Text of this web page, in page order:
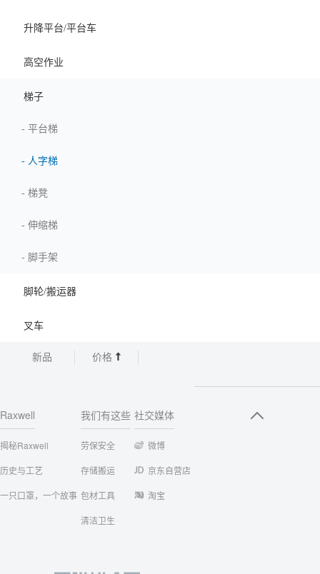
升降平台/平台车
高空作业
梯子
- 平台梯
- 人字梯
- 梯凳
- 伸缩梯
- 脚手架
脚轮/搬运器
叉车
新品 价格
Raxwell
揭秘Raxwell
历史与工艺
一只口罩，一个故事
我们有这些
劳保安全
存储搬运
包材工具
清洁卫生
社交媒体
微博
京东自营店
淘宝